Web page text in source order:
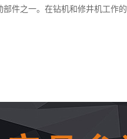
件之一。在钻机和修井机工作